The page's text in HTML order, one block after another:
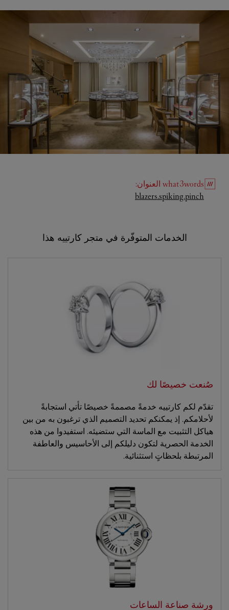
what3words العنوان:
blazers.spiking.pinch
Link Opens in New Tab
الخدمات المتوفّرة في متجر كارتييه هذا
صُنعت خصيصًا لك
تقدّم لكم كارتييه خدمةً مصممةً خصيصًا تأتي استجابةً
لأحلامكم. إذ يمكنكم تحديد التصميم الذي ترغبون به من بين
هياكل التثبيت مع الماسة التي ستضيئه. استفيدوا من هذه
الخدمة الحصرية لتكون دليلكم إلى الأحاسيس والعاطفة
المرتبطة بلحظاتٍ استثنائية.
ورشة صناعة الساعات